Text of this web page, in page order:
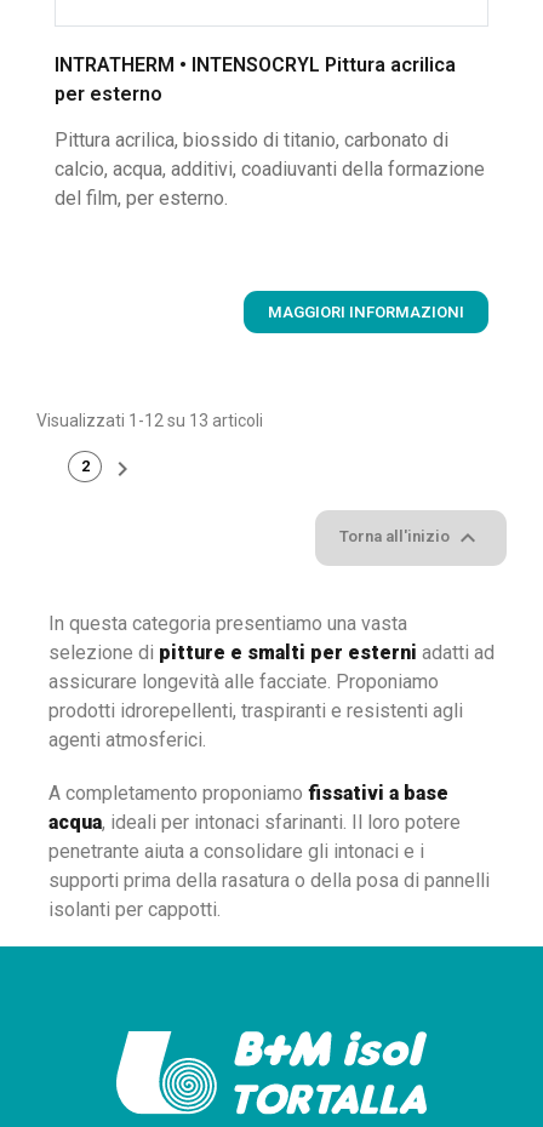
INTRATHERM • INTENSOCRYL Pittura acrilica
per esterno
Pittura acrilica, biossido di titanio, carbonato di
calcio, acqua, additivi, coadiuvanti della formazione
del film, per esterno.
MAGGIORI INFORMAZIONI
Visualizzati 1-12 su 13 articoli
2 
Torna all'inizio 
In questa categoria presentiamo una vasta
selezione di pitture e smalti per esterni adatti ad
assicurare longevità alle facciate. Proponiamo
prodotti idrorepellenti, traspiranti e resistenti agli
agenti atmosferici.
A completamento proponiamo fissativi a base
acqua, ideali per intonaci sfarinanti. Il loro potere
penetrante aiuta a consolidare gli intonaci e i
supporti prima della rasatura o della posa di pannelli
isolanti per cappotti.